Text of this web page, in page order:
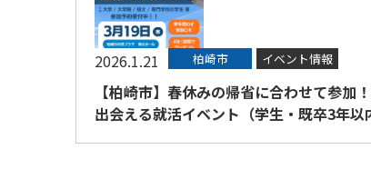
2026.1.21 柏崎市 イベント情報
【柏崎市】春休みの帰省に合わせて参加
出会える就活イベント（学生・既卒3年以